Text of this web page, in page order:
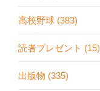
高校野球 (383)
読者プレゼント (15)
出版物 (335)